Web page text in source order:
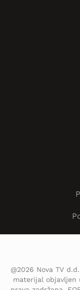
@2026 Nova TV
materijal objavljen